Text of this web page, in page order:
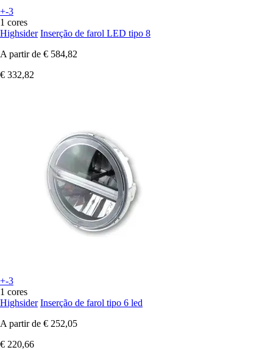
+-3
1 cores
Highsider Inserção de farol LED tipo 8
A partir de € 584,82
€ 332,82
+-3
1 cores
Highsider Inserção de farol tipo 6 led
A partir de € 252,05
€ 220,66